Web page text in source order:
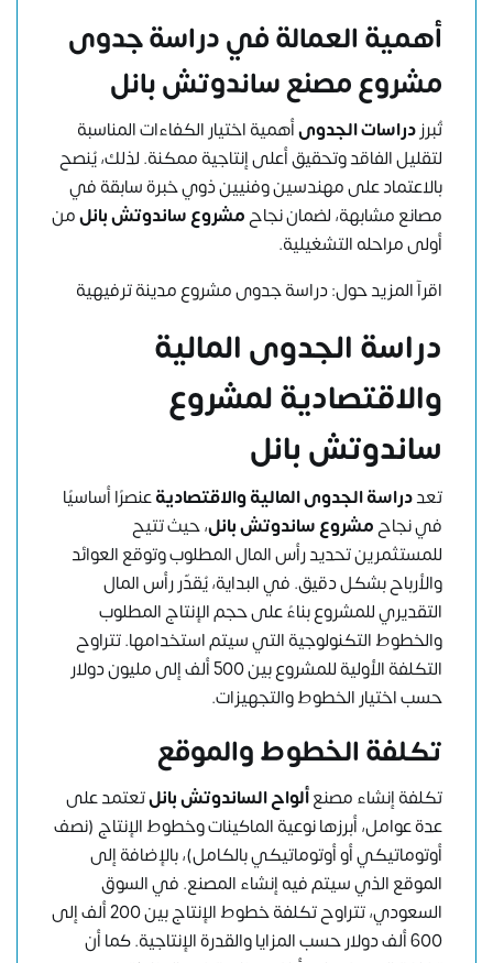
أهمية العمالة في دراسة جدوى
مشروع مصنع ساندوتش بانل
تُبرزدراسات الجدوىأهمية اختيار الكفاءات المناسبة
لتقليل الفاقد وتحقيق أعلى إنتاجية ممكنة. لذلك، يُنصح
بالاعتماد على مهندسين وفنيين ذوي خبرة سابقة في
مصانع مشابهة، لضمان نجاحمشروع ساندوتش بانلمن
أولى مراحله التشغيلية.
اقرآ المزيد حول:دراسة جدوى مشروع مدينة ترفيهية
دراسة الجدوى المالية
والاقتصادية لمشروع
ساندوتش بانل
تعددراسة الجدوى المالية والاقتصاديةعنصرًا أساسيًا
في نجاحمشروع ساندوتش بانل، حيث تتيح
للمستثمرين تحديد رأس المال المطلوب وتوقع العوائد
والأرباح بشكل دقيق. في البداية، يُقدّر رأس المال
التقديري للمشروع بناءً على حجم الإنتاج المطلوب
والخطوط التكنولوجية التي سيتم استخدامها. تتراوح
التكلفة الأولية للمشروع بين 500 ألف إلى مليون دولار
حسب اختيار الخطوط والتجهيزات.
تكلفة الخطوط والموقع
تكلفة إنشاء مصنعألواح الساندوتش بانلتعتمد على
عدة عوامل، أبرزها نوعية الماكينات وخطوط الإنتاج (نصف
أوتوماتيكي أو أوتوماتيكي بالكامل)، بالإضافة إلى
الموقع الذي سيتم فيه إنشاء المصنع. في السوق
السعودي، تتراوح تكلفة خطوط الإنتاج بين 200 ألف إلى
600 ألف دولار حسب المزايا والقدرة الإنتاجية. كما أن